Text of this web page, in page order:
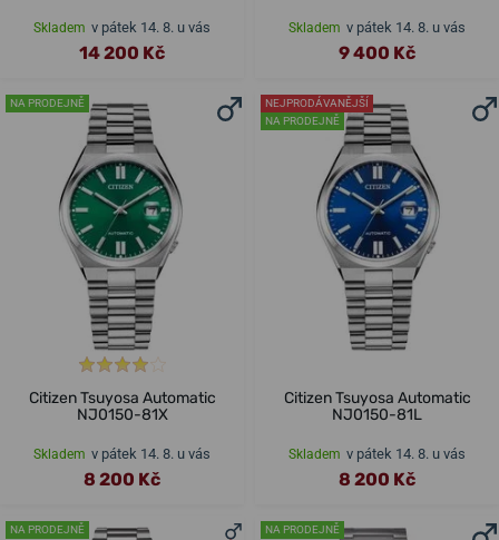
Skladem v pátek 14. 8. u vás
14 200 Kč
Skladem v pátek 14. 8. u vás
9 400 Kč
NA PRODEJNĚ
Citizen Tsuyosa Automatic
NJ0150-81X
Skladem v pátek 14. 8. u vás
8 200 Kč
NEJPRODÁVANĚJŠÍ
NA PRODEJNĚ
Citizen Tsuyosa Automatic
NJ0150-81L
Skladem v pátek 14. 8. u vás
8 200 Kč
NA PRODEJNĚ NA PRODEJNĚ